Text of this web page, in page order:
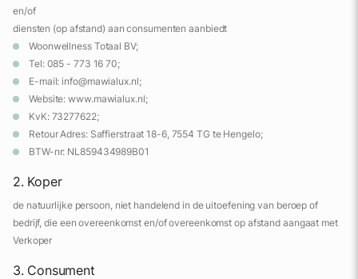
en/of
diensten (op afstand) aan consumenten aanbiedt
Woonwellness Totaal BV;
Tel: 085 - 773 16 70;
E-mail: info@mawialux.nl;
Website: www.mawialux.nl;
KvK: 73277622;
Retour Adres: Saffierstraat 18-6, 7554 TG te Hengelo;
BTW-nr: NL859434989B01
2. Koper
de natuurlijke persoon, niet handelend in de uitoefening van beroep of
bedrijf, die een overeenkomst en/of overeenkomst op afstand aangaat met
Verkoper
3. Consument